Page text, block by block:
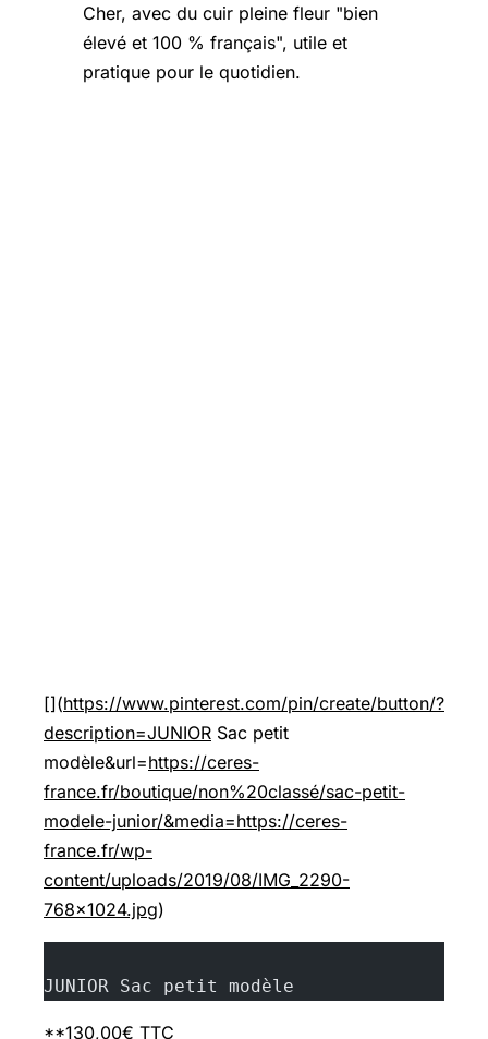
Cher, avec du cuir pleine fleur "bien
élevé et 100 % français", utile et
pratique pour le quotidien.
[](https://www.pinterest.com/pin/create/button/?
description=JUNIOR Sac petit
modèle&url=https://ceres-
france.fr/boutique/non%20classé/sac-petit-
modele-junior/&media=https://ceres-
france.fr/wp-
content/uploads/2019/08/IMG_2290-
768x1024.jpg)
JUNIOR Sac petit modèle
**130,00€ TTC